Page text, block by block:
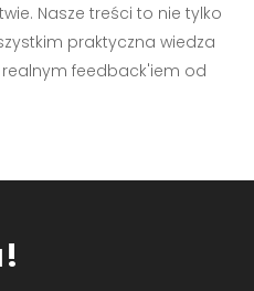
Nasze treści to nie tylko
praktyczna wiedza
feedback'iem od